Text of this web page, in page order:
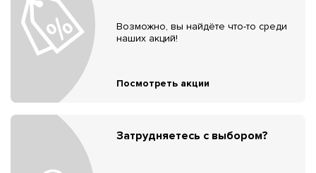
Возможно, вы найдёте что-то среди
наших акций!
Посмотреть акции
Затрудняетесь с выбором?